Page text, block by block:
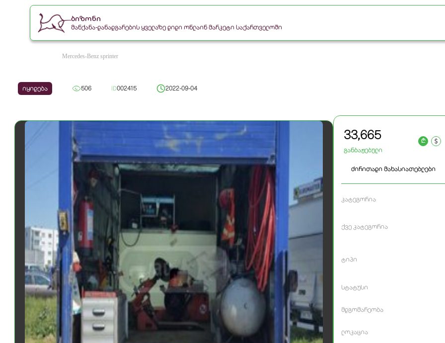
ბიზონი
მანქანა-დანადგარების ყველაზე დიდი ონლაინ მარკეტი საქართველოში
Mercedes-Benz sprinter
იყიდება 506 ID002415 2022-09-04
33,665
განბაჟებული
a
ძირითადი მახასიათებლები
კატეგორია
ქვე კატეგორია
ტიპი
სტატუსი
მდგომარეობა
ლოკაცია